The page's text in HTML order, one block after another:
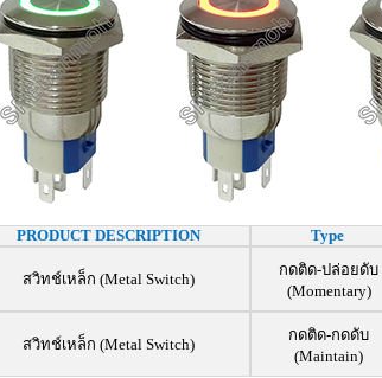
PRODUCT DESCRIPTION Type
สวิทช์เหล็ก (Metal Switch)
กดติด-ปล่อยดับ
(Momentary)
สวิทช์เหล็ก (Metal Switch)
กดติด-กดดับ
(Maintain)